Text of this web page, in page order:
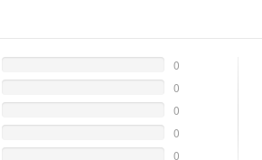
Complete
0
Complete
0
Complete
0
Complete
0
0